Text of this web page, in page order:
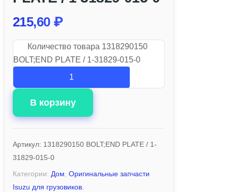
215,60 ₽
Количество товара 1318290150
BOLT;END PLATE / 1-31829-015-0
В корзину
Артикул: 1318290150 BOLT;END PLATE / 1-
31829-015-0
Категории: Дом Оригинальные запчасти
Isuzu для грузовиков.